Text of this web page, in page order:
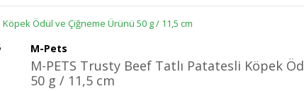
Ödül ve Çiğneme Ürünü 50 g / 11,5 cm
M-Pets
M-PETS Trusty Beef Tatlı Patatesli Köpek
50 g / 11,5 cm